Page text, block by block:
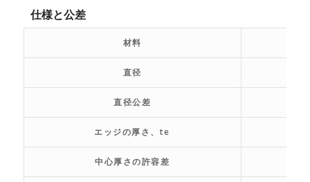
仕様と公差
材料
直径
直径公差
エッジの厚さ、te
中心厚さの許容差